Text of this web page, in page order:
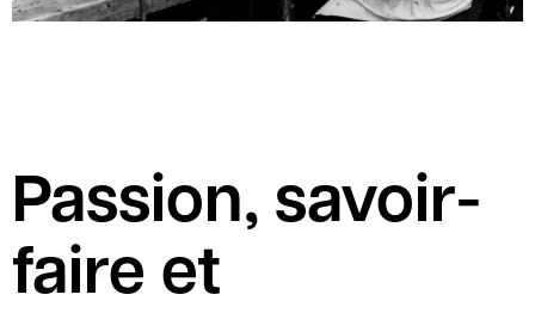
Passion, savoir-
faire et